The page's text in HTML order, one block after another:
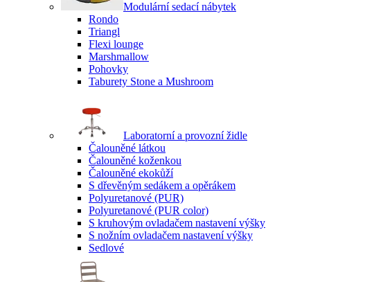
Modulární sedací nábytek
Rondo
Triangl
Flexi lounge
Marshmallow
Pohovky
Taburety Stone a Mushroom
Laboratorní a provozní židle
Čalouněné látkou
Čalouněné koženkou
Čalouněné ekokůží
S dřevěným sedákem a opěrákem
Polyuretanové (PUR)
Polyuretanové (PUR color)
S kruhovým ovladačem nastavení výšky
S nožním ovladačem nastavení výšky
Sedlové